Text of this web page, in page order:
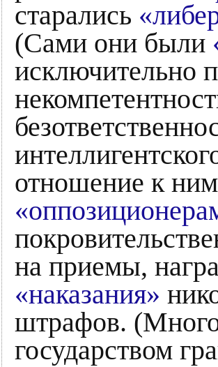
старались
(Сами они были
исключительно
отношение к
на приемы,
«наказания»
штрафов.
государством